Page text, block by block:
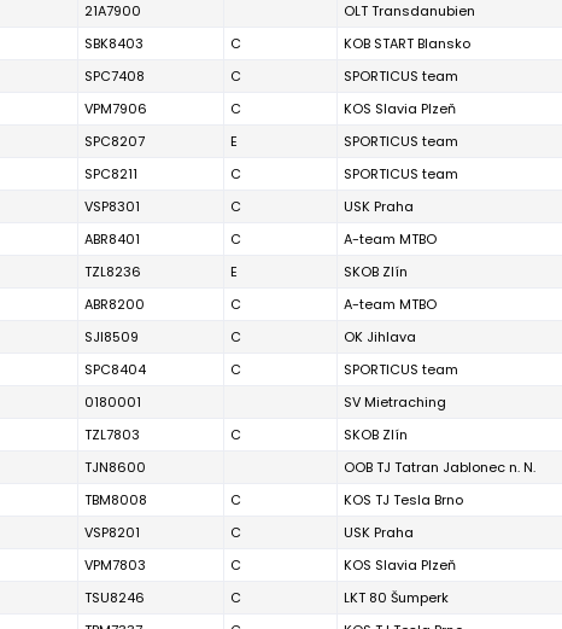
21A7900 OLT Transdanubien
SBK8403 C KOB START Blansko
SPC7408 C SPORTICUS team
VPM7906 C KOS Slavia Plzeň
SPC8207 E SPORTICUS team
SPC8211 C SPORTICUS team
VSP8301 C USK Praha
ABR8401 C A-team MTBO
TZL8236 E SKOB Zlín
ABR8200 C A-team MTBO
SJI8509 C OK Jihlava
SPC8404 C SPORTICUS team
0180001 SV Mietraching
TZL7803 C SKOB Zlín
TJN8600 OOB TJ Tatran Jablonec n. N.
TBM8008 C KOS TJ Tesla Brno
VSP8201 C USK Praha
VPM7803 C KOS Slavia Plzeň
TSU8246 C LKT 80 Šumperk